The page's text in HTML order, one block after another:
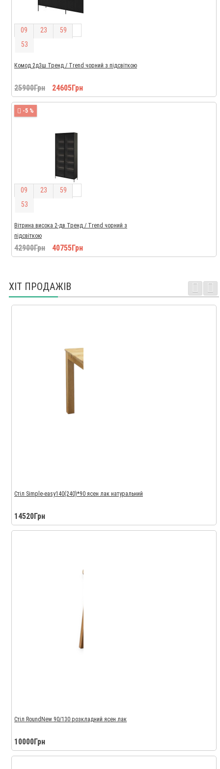
09 23 59
52
Комод 2д3ш Тренд / Trend чорний з підсвіткою
25900Грн 24605Грн
-5 %
09 23 59
52
Вітрина висока 2-дв Тренд / Trend чорний з
підсвіткою
42900Грн 40755Грн
ХІТ ПРОДАЖІВ
Стіл Simple-easy140(240)*90 ясен лак натуральний
14520Грн
Стіл RoundNew 90/130 розкладний ясен лак
10000Грн